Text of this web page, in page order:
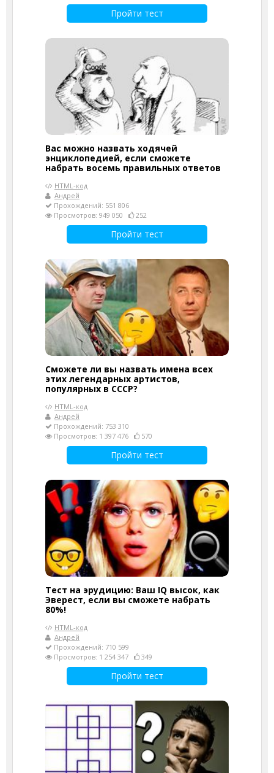
Пройти тест
Вас можно назвать ходячей
энциклопедией, если сможете
набрать восемь правильных ответов
HTML-код
Андрей
Прохождений: 551 806
Просмотров: 949 050
252
Пройти тест
Сможете ли вы назвать имена всех
этих легендарных артистов,
популярных в СССР?
HTML-код
Андрей
Прохождений: 753 310
Просмотров: 1 397 476
570
Пройти тест
Тест на эрудицию: Ваш IQ высок, как
Эверест, если вы сможете набрать
80%!
HTML-код
Андрей
Прохождений: 710 599
Просмотров: 1 254 347
349
Пройти тест